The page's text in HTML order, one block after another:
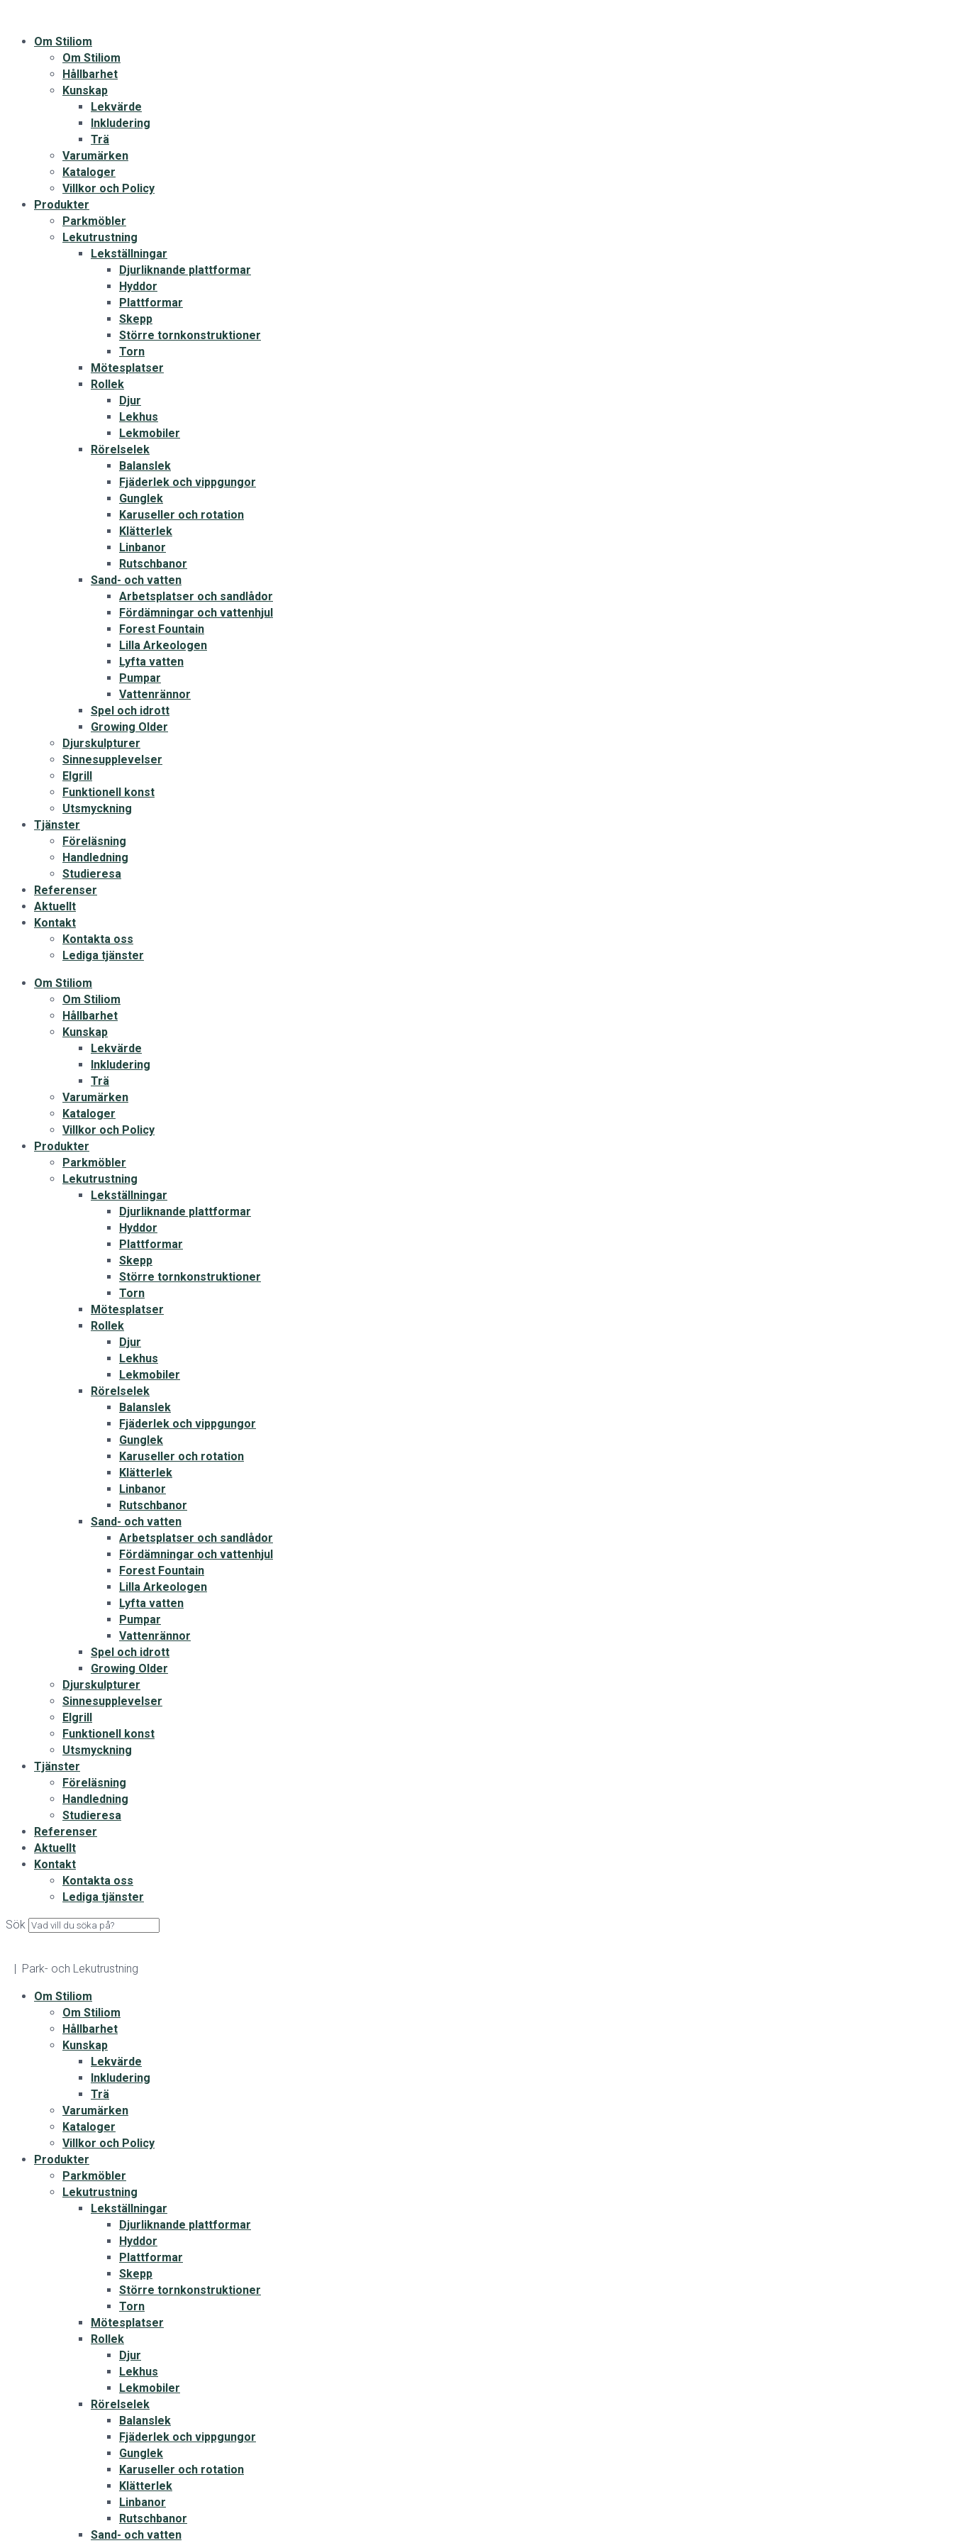
Om Stiliom
Om Stiliom
Hållbarhet
Kunskap
Lekvärde
Inkludering
Trä
Varumärken
Kataloger
Villkor och Policy
Produkter
Parkmöbler
Lekutrustning
Lekställningar
Djurliknande plattformar
Hyddor
Plattformar
Skepp
Större tornkonstruktioner
Torn
Mötesplatser
Rollek
Djur
Lekhus
Lekmobiler
Rörelselek
Balanslek
Fjäderlek och vippgungor
Gunglek
Karuseller och rotation
Klätterlek
Linbanor
Rutschbanor
Sand- och vatten
Arbetsplatser och sandlådor
Fördämningar och vattenhjul
Forest Fountain
Lilla Arkeologen
Lyfta vatten
Pumpar
Vattenrännor
Spel och idrott
Growing Older
Djurskulpturer
Sinnesupplevelser
Elgrill
Funktionell konst
Utsmyckning
Tjänster
Föreläsning
Handledning
Studieresa
Referenser
Aktuellt
Kontakt
Kontakta oss
Lediga tjänster
Om Stiliom
Om Stiliom
Hållbarhet
Kunskap
Lekvärde
Inkludering
Trä
Varumärken
Kataloger
Villkor och Policy
Produkter
Parkmöbler
Lekutrustning
Lekställningar
Djurliknande plattformar
Hyddor
Plattformar
Skepp
Större tornkonstruktioner
Torn
Mötesplatser
Rollek
Djur
Lekhus
Lekmobiler
Rörelselek
Balanslek
Fjäderlek och vippgungor
Gunglek
Karuseller och rotation
Klätterlek
Linbanor
Rutschbanor
Sand- och vatten
Arbetsplatser och sandlådor
Fördämningar och vattenhjul
Forest Fountain
Lilla Arkeologen
Lyfta vatten
Pumpar
Vattenrännor
Spel och idrott
Growing Older
Djurskulpturer
Sinnesupplevelser
Elgrill
Funktionell konst
Utsmyckning
Tjänster
Föreläsning
Handledning
Studieresa
Referenser
Aktuellt
Kontakt
Kontakta oss
Lediga tjänster
Sök
| Park- och Lekutrustning
Om Stiliom
Om Stiliom
Hållbarhet
Kunskap
Lekvärde
Inkludering
Trä
Varumärken
Kataloger
Villkor och Policy
Produkter
Parkmöbler
Lekutrustning
Lekställningar
Djurliknande plattformar
Hyddor
Plattformar
Skepp
Större tornkonstruktioner
Torn
Mötesplatser
Rollek
Djur
Lekhus
Lekmobiler
Rörelselek
Balanslek
Fjäderlek och vippgungor
Gunglek
Karuseller och rotation
Klätterlek
Linbanor
Rutschbanor
Sand- och vatten